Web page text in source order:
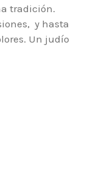
tradición.
y hasta
Un judío